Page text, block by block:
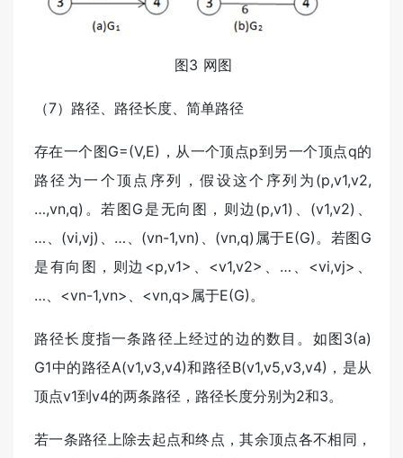
图3 网图
（7）路径、路径长度、简单路径
存在一个图G=(V,E)，从一个顶点p到另一个顶点q的
路径为一个顶点序列，假设这个序列为(p,v1,v2,
…,vn,q)。若图G是无向图，则边(p,v1)、(v1,v2)、
…、(vi,vj)、…、(vn-1,vn)、(vn,q)属于E(G)。若图G
是有向图，则边<p,v1>、<v1,v2>、…、<vi,vj>、
…、<vn-1,vn>、<vn,q>属于E(G)。
路径长度指一条路径上经过的边的数目。如图3(a)
G1中的路径A(v1,v3,v4)和路径B(v1,v5,v3,v4)，是从
顶点v1到v4的两条路径，路径长度分别为2和3。
若一条路径上除去起点和终点，其余顶点各不相同，